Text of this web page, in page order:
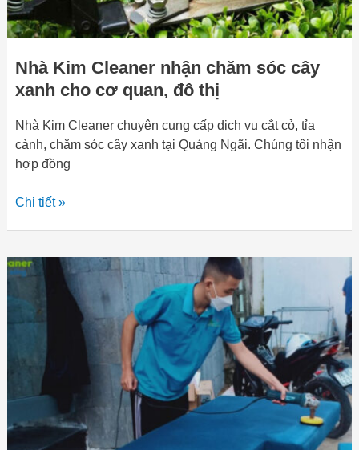
Nhà Kim Cleaner nhận chăm sóc cây
xanh cho cơ quan, đô thị
Nhà Kim Cleaner chuyên cung cấp dịch vụ cắt cỏ, tỉa
cành, chăm sóc cây xanh tại Quảng Ngãi. Chúng tôi nhận
hợp đồng
quan,
đô
Chi tiết »
Dịch
giặt
nệm,
thảm,
rèm,
giặt